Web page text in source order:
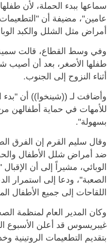
سماعها ببدء الحملة، لأن
عامين"، مضيفة أن
أمراض مثل الشلل والكبد
وفي وسط القطاع، قالت سمية
طفلها الأصغر، بعد أن أصيب
أثناء النزوح إلى الجنوب.
وأضافت لـ ((شينخوا)) أن "بدء
للأمهات في حماية أطفالهن
بسهولة".
وقال سليم القرم إن الفرق
ضد أمراض شلل الأطفال
الوبائي، مشيراً إلى أن
الصعبة"، ودعا إلى استمرار
اللقاحات إلى جميع الأطفال
وكان المدير العام لمنظمة
غيبريسوس قد أعلن الأسبوع